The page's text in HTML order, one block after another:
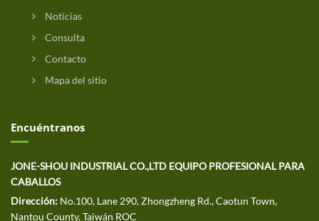
Noticias
Consulta
Contacto
Mapa del sitio
Encuéntranos
JONE-SHOU INDUSTRIAL CO.,LTD EQUIPO PROFESIONAL PARA
CABALLOS
Dirección: No.100, Lane 290, Zhongzheng Rd., Caotun Town,
Nantou County, Taiwán ROC